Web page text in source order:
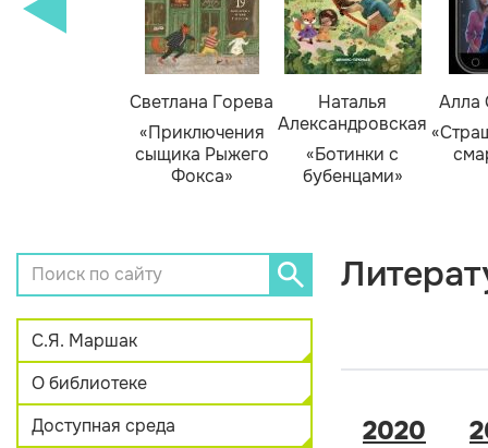
Светлана Горева
«Приключения
сыщика Рыжего
Фокса»
Наталья
Александровская
«Ботинки с
бубенцами»
Алла
С.Я. Маршак
О библиотеке
Доступная среда
2020